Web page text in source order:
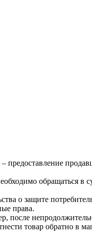
предоставление
обращаться
о защите
права.
товар обратно в